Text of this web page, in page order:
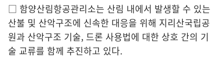
□ 함양산림항공관리소는 산림 내에서 발생할 수 있는
산불 및 산악구조에 신속한 대응을 위해 지리산국립공
원과 산악구조 기술, 드론 사용법에 대한 상호 간의 기
술 교류를 함께 추진하고 있다.